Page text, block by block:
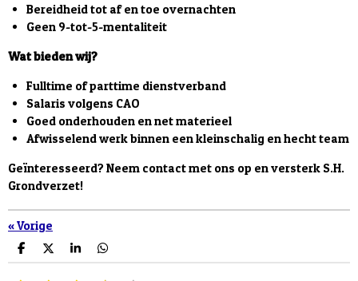
Bereidheid tot af en toe overnachten
Geen 9-tot-5-mentaliteit
Wat bieden wij?
Fulltime of parttime dienstverband
Salaris volgens CAO
Goed onderhouden en net materieel
Afwisselend werk binnen een kleinschalig en hecht team
Geïnteresseerd? Neem contact met ons op en versterk S.H.
Grondverzet!
«Vorige
D
e
D
e
S
h
D
e